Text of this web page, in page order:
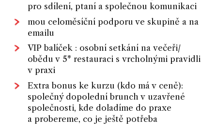
pro sdílení, ptaní a společnou komunikaci
mou celoměsíční podporu ve skupině a na
emailu
VIP balíček : osobní setkání na večeři/
obědu v 5* restauraci s vrcholnými pravidli
v praxi
Extra bonus ke kurzu (kdo má v ceně):
společný dopolední brunch v uzavřené
společnosti, kde doladíme do praxe
a probereme, co je ještě potřeba